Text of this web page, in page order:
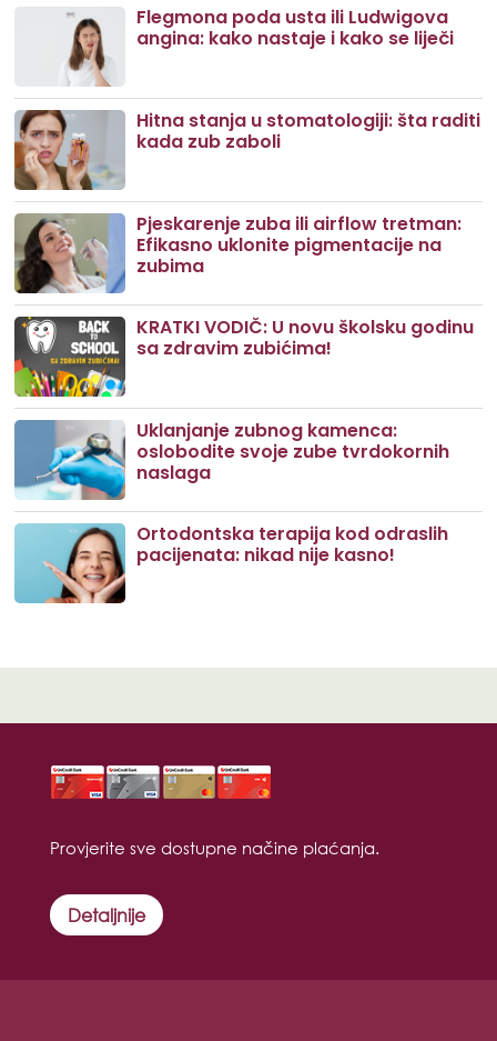
Flegmona poda usta ili Ludwigova
angina: kako nastaje i kako se liječi
Hitna stanja u stomatologiji: šta raditi
kada zub zaboli
Pjeskarenje zuba ili airflow tretman:
Efikasno uklonite pigmentacije na
zubima
KRATKI VODIČ: U novu školsku godinu
sa zdravim zubićima!
Uklanjanje zubnog kamenca:
oslobodite svoje zube tvrdokornih
naslaga
Ortodontska terapija kod odraslih
pacijenata: nikad nije kasno!
Provjerite sve dostupne načine plaćanja.
Detaljnije